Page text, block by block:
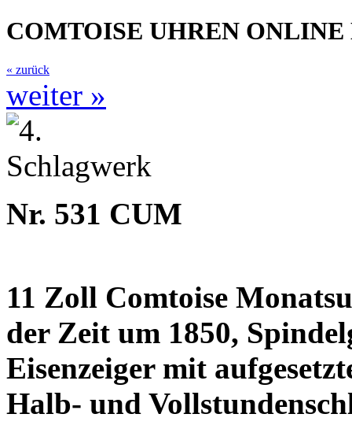
COMTOISE UHREN ONLINE
« zurück
weiter »
Nr. 531 CUM
11 Zoll Comtoise
der Zeit um 1850,
Eisenzeiger mit
Halb- und